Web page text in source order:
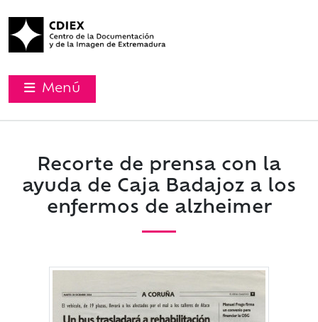
Menú
Recorte de prensa con la
ayuda de Caja Badajoz a los
enfermos de alzheimer